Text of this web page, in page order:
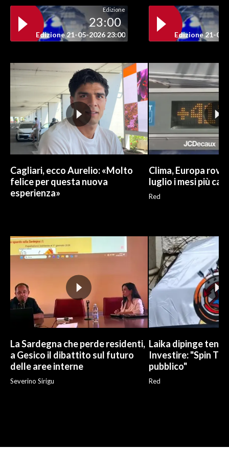
Edizione
23:00
Edizione 21-05-2026 23:00 Edizione 21-05-
Cagliari, ecco Aurelio: «Molto
felice per questa nuova
esperienza»
Clima, Europa
luglio i mesi più
Red
La Sardegna che perde residenti,
a Gesico il dibattito sul futuro
delle aree interne
Severino Sirigu
Laika dipinge
Investire: "Spin
pubblico"
Red